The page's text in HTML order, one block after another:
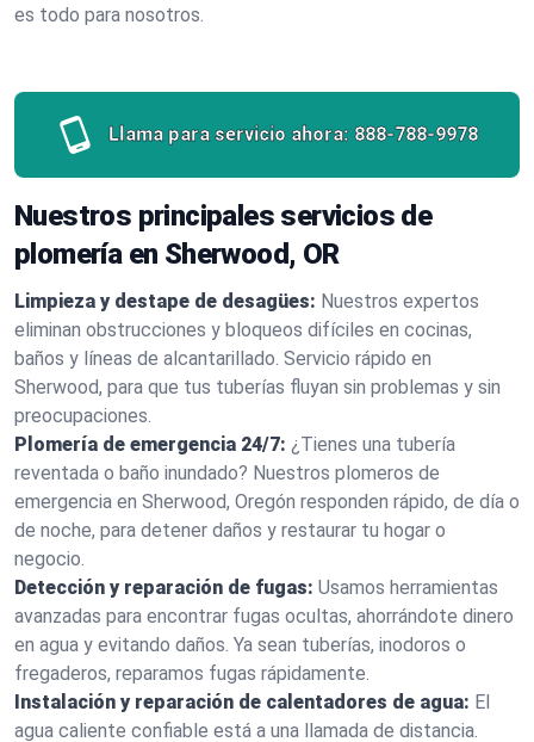
es todo para nosotros.
Llama para servicio ahora: 888-788-9978
Nuestros principales servicios de
plomería en Sherwood, OR
Limpieza y destape de desagües: Nuestros expertos
eliminan obstrucciones y bloqueos difíciles en cocinas,
baños y líneas de alcantarillado. Servicio rápido en
Sherwood, para que tus tuberías fluyan sin problemas y sin
preocupaciones.
Plomería de emergencia 24/7: ¿Tienes una tubería
reventada o baño inundado? Nuestros plomeros de
emergencia en Sherwood, Oregón responden rápido, de día o
de noche, para detener daños y restaurar tu hogar o
negocio.
Detección y reparación de fugas: Usamos herramientas
avanzadas para encontrar fugas ocultas, ahorrándote dinero
en agua y evitando daños. Ya sean tuberías, inodoros o
fregaderos, reparamos fugas rápidamente.
Instalación y reparación de calentadores de agua: El
agua caliente confiable está a una llamada de distancia.